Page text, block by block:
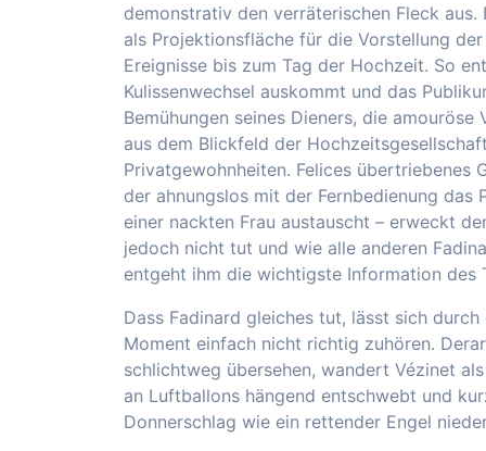
demonstrativ den verräterischen Fleck
als Projektionsfläche für die Vorstellung
Ereignisse bis zum Tag der Hochzeit. So
Kulissenwechsel auskommt und das
Bemühungen seines Dieners, die
aus dem Blickfeld der
Privatgewohnheiten. Felices übertriebenes
der ahnungslos mit der Fernbedienung
einer nackten Frau austauscht – erweckt
jedoch nicht tut und wie alle anderen
entgeht ihm die wichtigste Information des
Dass Fadinard gleiches tut, lässt sich
Moment einfach nicht richtig zuhören.
schlichtweg übersehen, wandert Vézinet
an Luftballons hängend entschwebt und
Donnerschlag wie ein rettender Engel